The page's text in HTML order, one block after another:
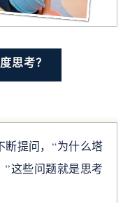
思考？
断提问，“为什么塔
”这些问题就是思考